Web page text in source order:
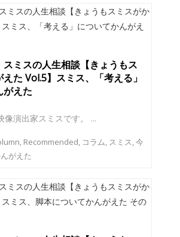
スミスの人生相談【きょうもス
た Vol.5】スミス、「考える」
がえた
像演出家スミスです。 ...
, Recommended, コラム, スミス,今
がえた